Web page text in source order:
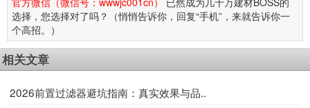
选择，您选择对了吗？（悄悄告诉你，回复“手机”，来就告诉你一
个高招。）
相关文章
2026前置过滤器避坑指南：真实效果与品..